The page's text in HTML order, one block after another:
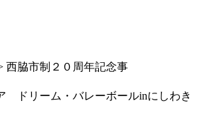
西脇市制２０周年記念事
ドリーム・バレーボールinにしわき